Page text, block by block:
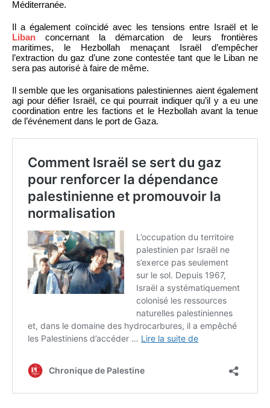
Méditerranée.
Il a également coïncidé avec les tensions entre Israël et le
Liban concernant la démarcation de leurs frontières
maritimes, le Hezbollah menaçant Israël d’empêcher
l’extraction du gaz d’une zone contestée tant que le Liban ne
sera pas autorisé à faire de même.
Il semble que les organisations palestiniennes aient également
agi pour défier Israël, ce qui pourrait indiquer qu’il y a eu une
coordination entre les factions et le Hezbollah avant la tenue
de l’événement dans le port de Gaza.